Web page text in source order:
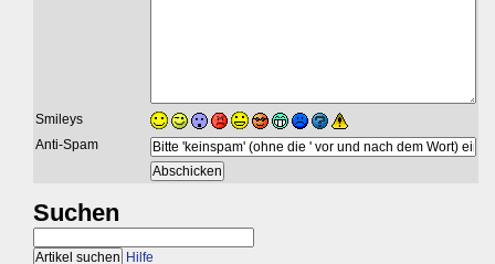
Smileys
Anti-Spam
Suchen
Hilfe